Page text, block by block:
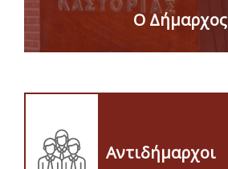
Ο Δήμαρχος
Αντιδήμαρχοι